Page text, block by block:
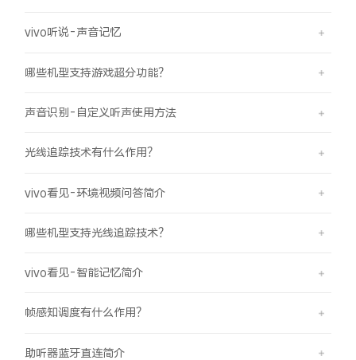
vivo听说-声音记忆
哪些机型支持游戏超分功能？
声音识别-自定义听声使用方法
光线追踪技术有什么作用？
vivo看见-环境视频问答简介
哪些机型支持光线追踪技术？
vivo看见-智能记忆简介
帧感知调度有什么作用？
助听器蓝牙直连简介